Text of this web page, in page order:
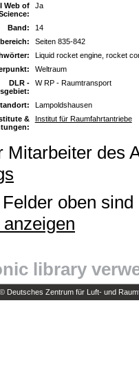
Web of
Ja
Band:
14
Seiten 835-842
Liquid rocket engine, rocket
Weltraum
DLR -
W RP - Raumtransport
Lampoldshausen
&
Institut für Raumfahrtantriebe
Mitarbeiter des
oben
library
Deutsches Zentrum für Luft- und